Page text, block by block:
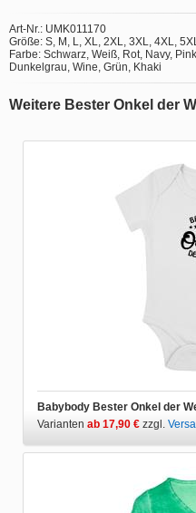
Art-Nr.: UMK011170
Größe: S, M, L, XL, 2XL, 3XL, 4XL, 5XL
Farbe: Schwarz, Weiß, Rot, Navy,
Dunkelgrau, Wine, Grün, Khaki
Weitere Bester Onkel der
Babybody Bester Onkel der
Varianten ab 17,90 € zzgl.